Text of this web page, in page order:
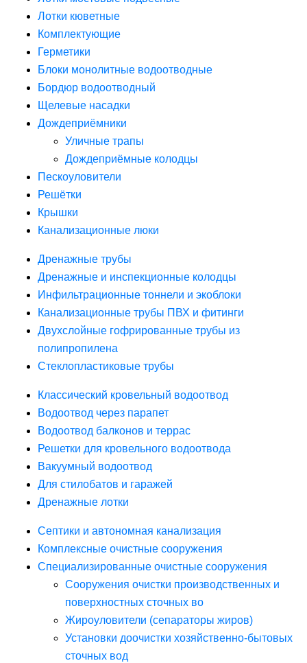
Лотки кюветные
Комплектующие
Герметики
Блоки монолитные водоотводные
Бордюр водоотводный
Щелевые насадки
Дождеприёмники
Уличные трапы
Дождеприёмные колодцы
Пескоуловители
Решётки
Крышки
Канализационные люки
Дренажные трубы
Дренажные и инспекционные колодцы
Инфильтрационные тоннели и экоблоки
Канализационные трубы ПВХ и фитинги
Двухслойные гофрированные трубы из
полипропилена
Стеклопластиковые трубы
Классический кровельный водоотвод
Водоотвод через парапет
Водоотвод балконов и террас
Решетки для кровельного водоотвода
Вакуумный водоотвод
Для стилобатов и гаражей
Дренажные лотки
Септики и автономная канализация
Комплексные очистные сооружения
Специализированные очистные сооружения
Сооружения очистки производственных и
поверхностных сточных во
Жироуловители (сепараторы жиров)
Установки доочистки хозяйственно-бытовых
сточных вод